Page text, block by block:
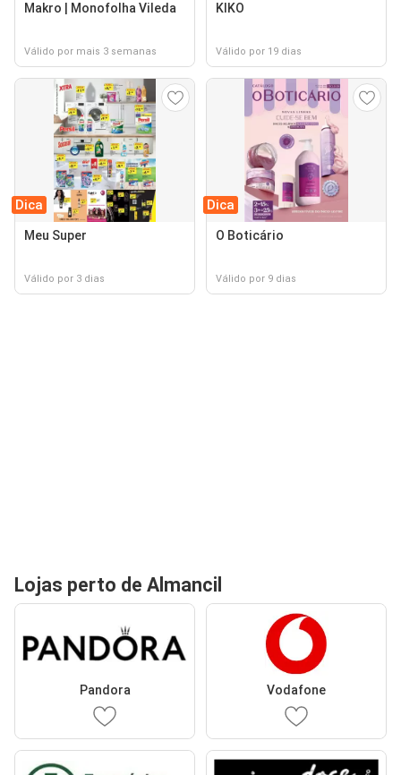
Makro | Monofolha Vileda
Válido por mais 3 semanas
KIKO
Válido por 19 dias
Dica
Meu Super
Válido por 3 dias
Dica
O Boticário
Válido por 9 dias
Lojas perto de Almancil
Pandora Vodafone